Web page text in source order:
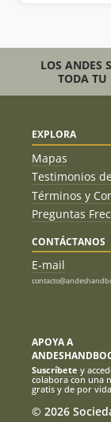
comunicación
caso de
155.135, rx
LOS ANDES
TODA TU
EXPLORA
Mapas
Testimonios
Términos y
Preguntas
CONTÁCTANOS
E-mail
APOYA A
Suscríbete y
colabora con una
gratis y de por
© 2026